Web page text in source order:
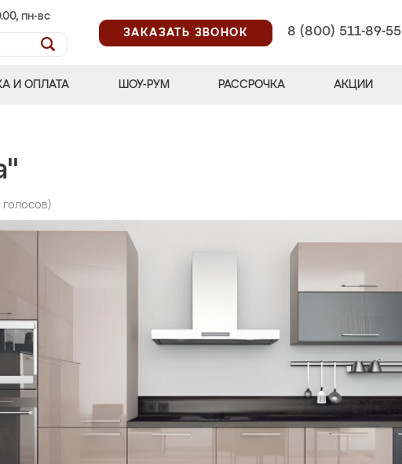
пн-вс
ЗАКАЗАТЬ ЗВОНОК
8 (800) 511-89-55
И ОПЛАТА ШОУ-РУМ РАССРОЧКА АКЦИИ
голосов)